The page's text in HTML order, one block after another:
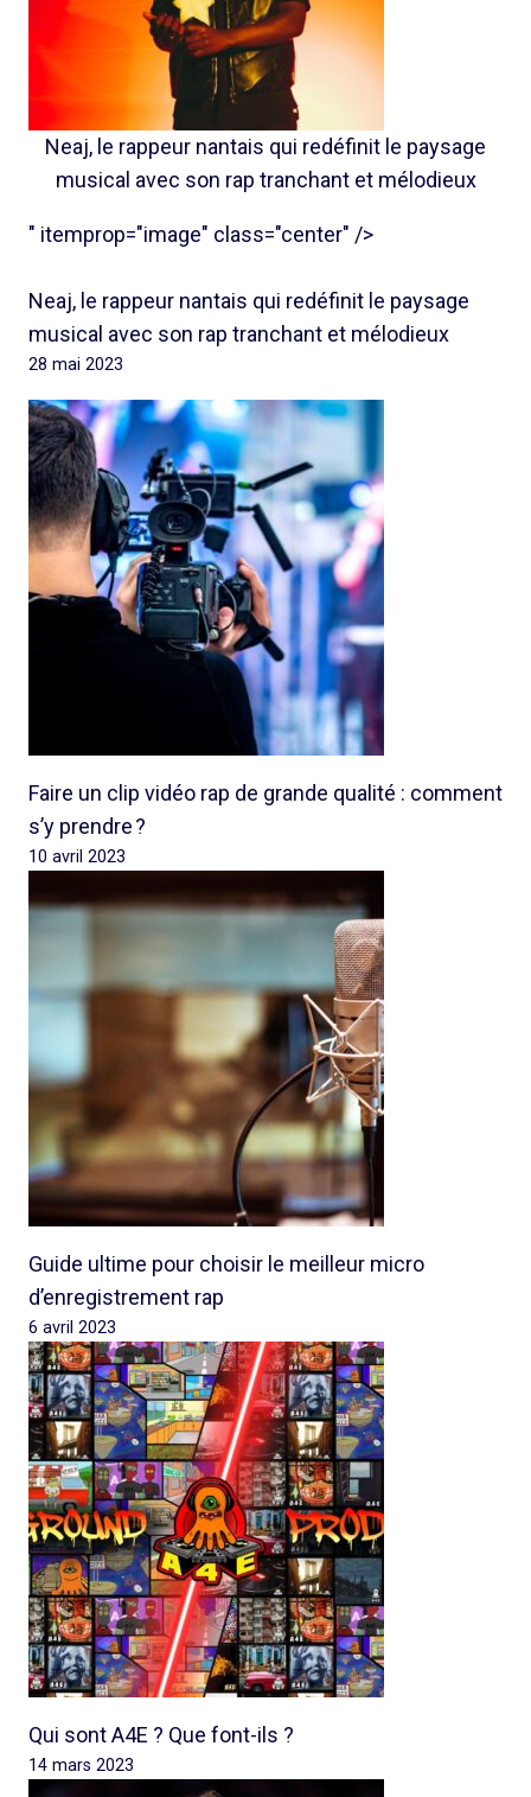
Neaj, le rappeur nantais qui redéfinit le paysage
musical avec son rap tranchant et mélodieux
" itemprop="image" class="center" />
Neaj, le rappeur nantais qui redéfinit le paysage
musical avec son rap tranchant et mélodieux
28 mai 2023
Faire un clip vidéo rap de grande qualité : comment
s’y prendre ?
10 avril 2023
Guide ultime pour choisir le meilleur micro
d’enregistrement rap
6 avril 2023
Qui sont A4E ? Que font-ils ?
14 mars 2023